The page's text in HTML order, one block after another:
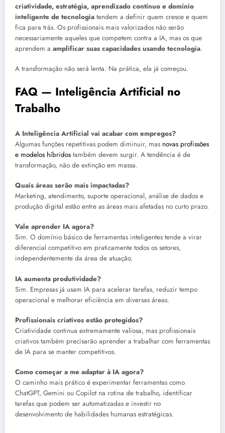
criatividade, estratégia, aprendizado contínuo e domínio
inteligente de tecnologia tendem a definir quem cresce e quem
fica para trás. Os profissionais mais valorizados não serão
necessariamente aqueles que competem contra a IA, mas os que
aprendem a amplificar suas capacidades usando tecnologia.
A transformação não será lenta. Na prática, ela já começou.
FAQ — Inteligência Artificial no
Trabalho
A Inteligência Artificial vai acabar com empregos?
Algumas funções repetitivas podem diminuir, mas novas profissões
e modelos híbridos também devem surgir. A tendência é de
transformação, não de extinção em massa.
Quais áreas serão mais impactadas?
Marketing, atendimento, suporte operacional, análise de dados e
produção digital estão entre as áreas mais afetadas no curto prazo.
Vale aprender IA agora?
Sim. O domínio básico de ferramentas inteligentes tende a virar
diferencial competitivo em praticamente todos os setores,
independentemente da área de atuação.
IA aumenta produtividade?
Sim. Empresas já usam IA para acelerar tarefas, reduzir tempo
operacional e melhorar eficiência em diversas áreas.
Profissionais criativos estão protegidos?
Criatividade continua extremamente valiosa, mas profissionais
criativos também precisarão aprender a trabalhar com ferramentas
de IA para se manter competitivos.
Como começar a me adaptar à IA agora?
O caminho mais prático é experimentar ferramentas como
ChatGPT, Gemini ou Copilot na rotina de trabalho, identificar
tarefas que podem ser automatizadas e investir no
desenvolvimento de habilidades humanas estratégicas.